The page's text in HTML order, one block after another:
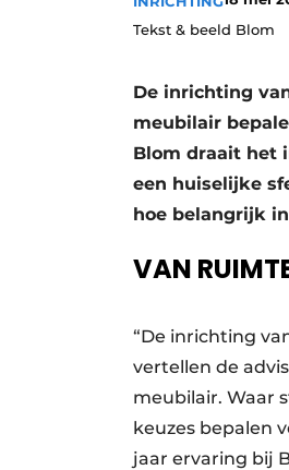
Privacy /
Vacatures
Video’s
Tekst & beeld Blom
De inrichting
meubilair
Blom draait het
een huiselijke
hoe belangrijk
VAN
“De inrichting
vertellen de
meubilair. Waar
keuzes bepalen
jaar ervaring bij